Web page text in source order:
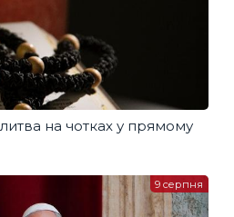
на чотках у прямому
9 серпня